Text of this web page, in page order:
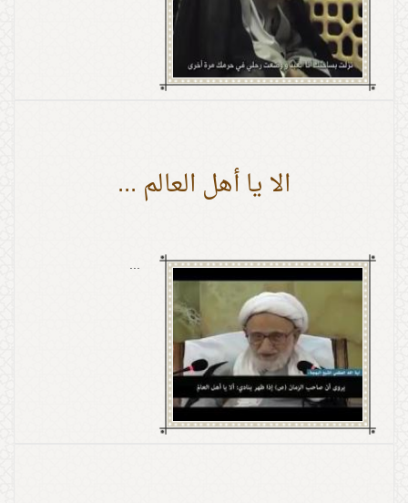
الا يا أهل العالم ...
...